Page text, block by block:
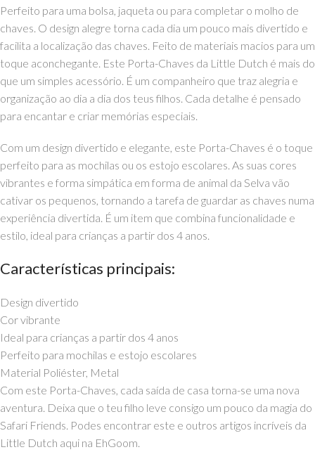
Perfeito para uma bolsa, jaqueta ou para completar o molho de
chaves. O design alegre torna cada dia um pouco mais divertido e
facilita a localização das chaves. Feito de materiais macios para um
toque aconchegante. Este Porta-Chaves da Little Dutch é mais do
que um simples acessório. É um companheiro que traz alegria e
organização ao dia a dia dos teus filhos. Cada detalhe é pensado
para encantar e criar memórias especiais.
Com um design divertido e elegante, este Porta-Chaves é o toque
perfeito para as mochilas ou os estojo escolares. As suas cores
vibrantes e forma simpática em forma de animal da Selva vão
cativar os pequenos, tornando a tarefa de guardar as chaves numa
experiência divertida. É um item que combina funcionalidade e
estilo, ideal para crianças a partir dos 4 anos.
Características principais:
Design divertido
Cor vibrante
Ideal para crianças a partir dos 4 anos
Perfeito para mochilas e estojo escolares
Material Poliéster, Metal
Com este Porta-Chaves, cada saída de casa torna-se uma nova
aventura. Deixa que o teu filho leve consigo um pouco da magia do
Safari Friends. Podes encontrar este e outros artigos incríveis da
Little Dutch aqui na EhGoom.